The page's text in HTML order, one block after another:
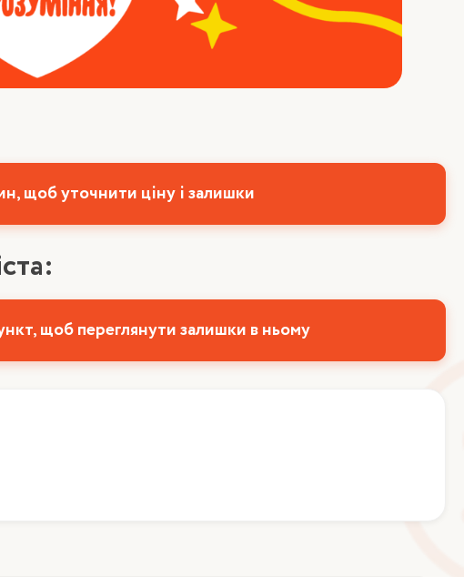
щоб уточнити ціну і залишки
щоб переглянути залишки в ньому